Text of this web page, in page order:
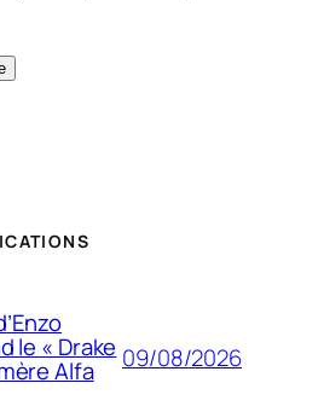
le « Drake
Alfa 09/08/2026